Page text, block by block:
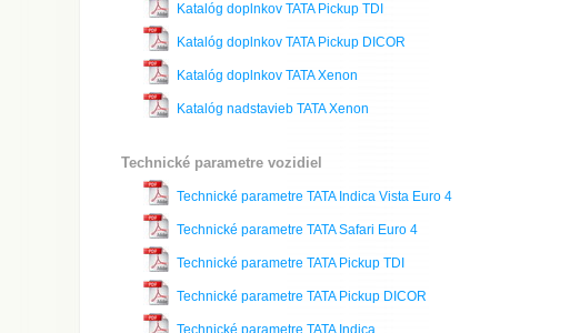
Katalóg doplnkov TATA Pickup TDI
Katalóg doplnkov TATA Pickup DICOR
Katalóg doplnkov TATA Xenon
Katalóg nadstavieb TATA Xenon
Technické parametre vozidiel
Technické parametre TATA Indica Vista Euro 4
Technické parametre TATA Safari Euro 4
Technické parametre TATA Pickup TDI
Technické parametre TATA Pickup DICOR
Technické parametre TATA Indica